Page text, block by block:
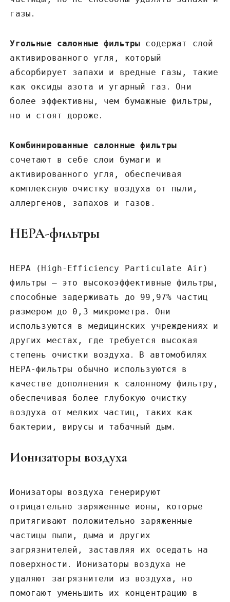
газы․
Угольные салонные фильтры содержат слой
активированного угля, который
абсорбирует запахи и вредные газы, такие
как оксиды азота и угарный газ․ Они
более эффективны, чем бумажные фильтры,
но и стоят дороже․
Комбинированные салонные фильтры
сочетают в себе слои бумаги и
активированного угля, обеспечивая
комплексную очистку воздуха от пыли,
аллергенов, запахов и газов․
HEPA-фильтры
HEPA (High-Efficiency Particulate Air)
фильтры – это высокоэффективные фильтры,
способные задерживать до 99,97% частиц
размером до 0,3 микрометра․ Они
используются в медицинских учреждениях и
других местах, где требуется высокая
степень очистки воздуха․ В автомобилях
HEPA-фильтры обычно используются в
качестве дополнения к салонному фильтру,
обеспечивая более глубокую очистку
воздуха от мелких частиц, таких как
бактерии, вирусы и табачный дым․
Ионизаторы воздуха
Ионизаторы воздуха генерируют
отрицательно заряженные ионы, которые
притягивают положительно заряженные
частицы пыли, дыма и других
загрязнителей, заставляя их оседать на
поверхности․ Ионизаторы воздуха не
удаляют загрязнители из воздуха, но
помогают уменьшить их концентрацию в